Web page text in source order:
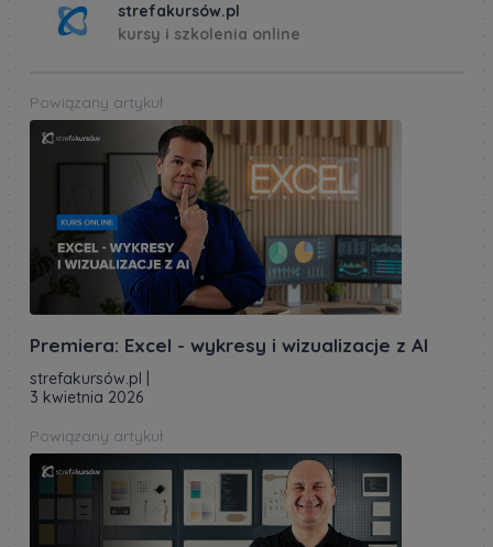
strefakursów.pl
kursy i szkolenia online
Powiązany artykuł
Premiera: Excel - wykresy i wizualizacje z AI
strefakursów.pl
3 kwietnia 2026
Powiązany artykuł